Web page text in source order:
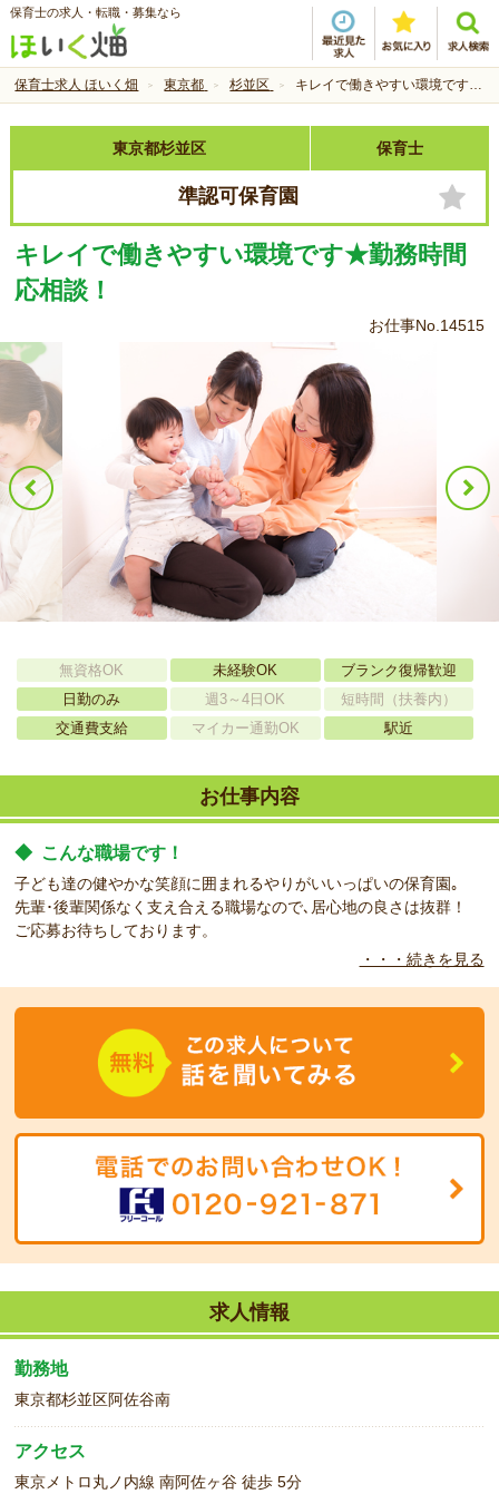
保育士の求人・転職・募集なら
保育士求人 ほいく畑 東京都 杉並区 キレイで働きやすい環境です★勤務時間応相談！
東京都杉並区 保育士
準認可保育園
キレイで働きやすい環境です★勤務時間
応相談！
お仕事No.14515
無資格OK 未経験OK
ブランク復帰歓迎
日勤のみ
週3～4日OK
短時間（扶養内）
交通費支給
マイカー通勤OK 駅近
お仕事内容
◆ こんな職場です！
子ども達の健やかな笑顔に囲まれるやりがいいっぱいの保育園｡
先輩･後輩関係なく支え合える職場なので､居心地の良さは抜群！
ご応募お待ちしております。
新たな環境でお仕事始めませんか？
・・・続きを見る
求人情報
勤務地
東京都杉並区阿佐谷南
アクセス
東京メトロ丸ノ内線 南阿佐ヶ谷 徒歩 5分